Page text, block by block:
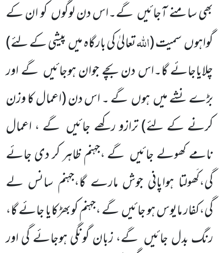
بھی سامنے آجائیں گے۔اس دن لوگوں کو ان کے
گواہوں سمیت(اللّٰہتعالیٰ کی بارگاہ میں پیشی کے لئے)
چلایاجائے گا۔اس دن بچے جوان ہوجائیں گے اور
بڑے نشے میں ہوں گے ۔ اس دن(اعمال کا وزن
کرنے کے لئے)ترازو رکھے جائیں گے ، اعمال
نامے کھولے جائیں گے ،جہنم ظاہر کر دی جائے
گی،کَھولتا ہواپانی جوش مارے گا،جہنم سانس لے
گی،کفار مایوس ہو جائیں گے ،جہنم کوبھڑکایا جائے گا،
رنگ بدل جائیں گے، زبان گونگی ہوجائے گی اور